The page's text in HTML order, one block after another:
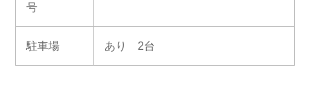
号
駐車場 あり 2台